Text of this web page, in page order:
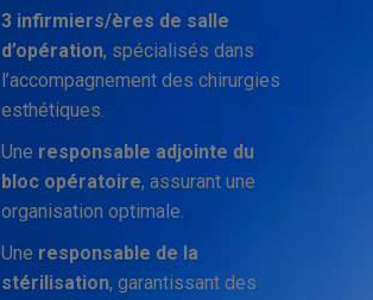
3 infirmiers/ères de salle
d’opération, spécialisés dans
l’accompagnement des chirurgies
esthétiques.
Une responsable adjointe du
bloc opératoire, assurant une
organisation optimale.
Une responsable de la
stérilisation, garantissant des